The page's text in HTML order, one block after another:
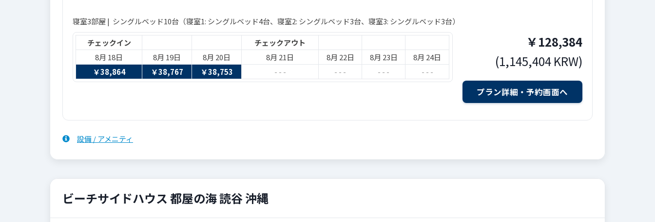
寝室3部屋 | シングルベッド10台（寝室1: シングルベッド4台、寝室2: シングルベッド3台、寝室3: シングルベッド3台）
チェックイン
チェックアウト
8月 18日
8月 19日 8月 20日 8月 21日 8月 22日 8月 23日
8月 24日
￥38,864 ￥38,767 ￥38,753 - - - - - - - - - - - -
￥128,384
(1,145,404 KRW)
設備 / アメニティ
ビーチサイドハウス 都屋の海 読谷 沖縄